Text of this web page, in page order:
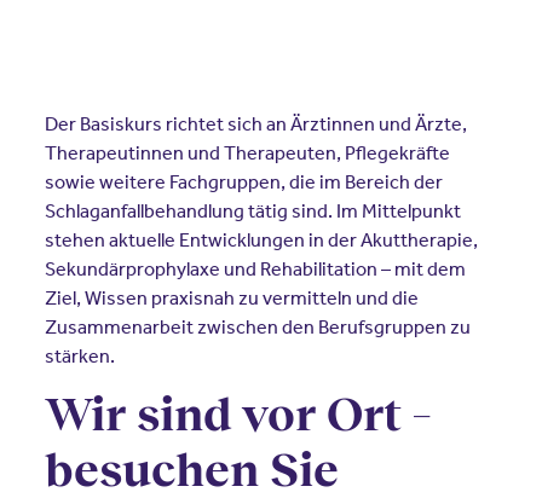
Der Basiskurs richtet sich an Ärztinnen und Ärzte,
Therapeutinnen und Therapeuten, Pflegekräfte
sowie weitere Fachgruppen, die im Bereich der
Schlaganfallbehandlung tätig sind. Im Mittelpunkt
stehen aktuelle Entwicklungen in der Akuttherapie,
Sekundärprophylaxe und Rehabilitation – mit dem
Ziel, Wissen praxisnah zu vermitteln und die
Zusammenarbeit zwischen den Berufsgruppen zu
stärken.
Wir sind vor Ort –
besuchen Sie